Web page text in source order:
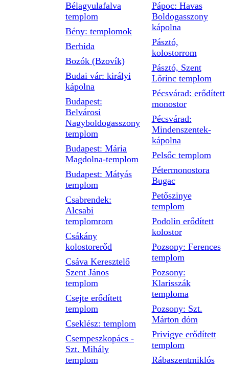
Bélagyulafalva
templom
Bény: templomok
Berhida
Bozók (Bzovík)
Budai vár: királyi
kápolna
Budapest:
Belvárosi
Nagyboldogasszony
templom
Budapest: Mária
Magdolna-templom
Budapest: Mátyás
templom
Csabrendek:
Alcsabi
templomrom
Csákány
kolostorerőd
Csáva Keresztelő
Szent János
templom
Csejte erődített
templom
Cseklész: templom
Csempeszkopács -
Szt. Mihály
templom
Pápoc: Havas
Boldogasszony
kápolna
Pásztó,
kolostorrom
Pásztó, Szent
Lőrinc templom
Pécsvárad: erődített
monostor
Pécsvárad:
Mindenszentek-
kápolna
Pelsőc templom
Pétermonostora
Bugac
Petőszinye
templom
Podolin erődített
kolostor
Pozsony: Ferences
templom
Pozsony:
Klarisszák
temploma
Pozsony: Szt.
Márton dóm
Privigye erődített
templom
Rábaszentmiklós